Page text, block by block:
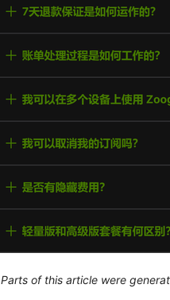
Parts of this article were